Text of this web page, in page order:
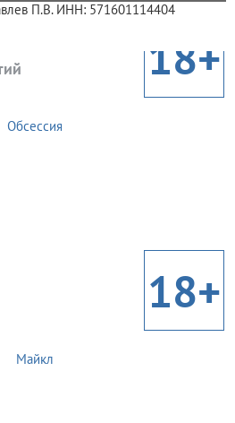
П.В. ИНН: 571601114404
18+
Обсессия
18+
Майкл